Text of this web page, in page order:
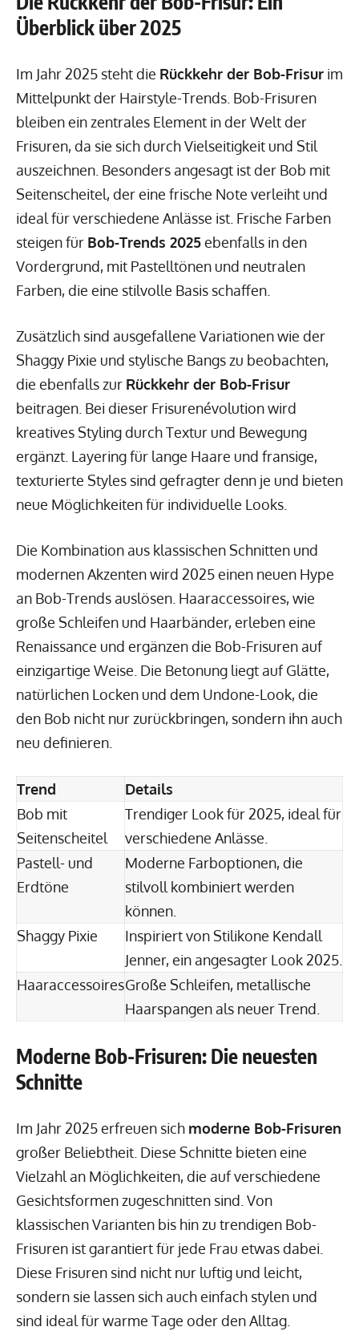
Überblick über 2025
Im Jahr 2025 steht die Rückkehr der Bob-Frisur im
Mittelpunkt der Hairstyle-Trends. Bob-Frisuren
bleiben ein zentrales Element in der Welt der
Frisuren, da sie sich durch Vielseitigkeit und Stil
auszeichnen. Besonders angesagt ist der Bob mit
Seitenscheitel, der eine frische Note verleiht und
ideal für verschiedene Anlässe ist. Frische Farben
steigen für Bob-Trends 2025ebenfalls in den
Vordergrund, mit Pastelltönen und neutralen
Farben, die eine stilvolle Basis schaffen.
Zusätzlich sind ausgefallene Variationen wie der
Shaggy Pixie und stylische Bangs zu beobachten,
die ebenfalls zur Rückkehr der Bob-Frisur
beitragen. Bei dieser Frisurenévolution wird
kreatives Styling durch Textur und Bewegung
ergänzt. Layering für lange Haare und fransige,
texturierte Styles sind gefragter denn je und bieten
neue Möglichkeiten für individuelle Looks.
Die Kombination aus klassischen Schnitten und
modernen Akzenten wird 2025 einen neuen Hype
an Bob-Trends auslösen. Haaraccessoires, wie
große Schleifen und Haarbänder, erleben eine
Renaissance und ergänzen die Bob-Frisuren auf
einzigartige Weise. Die Betonung liegt auf Glätte,
natürlichen Locken und dem Undone-Look, die
den Bob nicht nur zurückbringen, sondern ihn auch
neu definieren.
Trend
Details
Bob mit
Seitenscheitel
Trendiger Look für 2025, ideal für
verschiedene Anlässe.
Pastell- und
Erdtöne
Moderne Farboptionen, die
stilvoll kombiniert werden
können.
Shaggy Pixie
Inspiriert von Stilikone Kendall
Jenner, ein angesagter Look 2025.
HaaraccessoiresGroße Schleifen, metallische
Haarspangen als neuer Trend.
Moderne Bob-Frisuren: Die neuesten
Schnitte
Im Jahr 2025 erfreuen sich moderne Bob-Frisuren
großer Beliebtheit. Diese Schnitte bieten eine
Vielzahl an Möglichkeiten, die auf verschiedene
Gesichtsformen zugeschnitten sind. Von
klassischen Varianten bis hin zu trendigen Bob-
Frisuren ist garantiert für jede Frau etwas dabei.
Diese Frisuren sind nicht nur luftig und leicht,
sondern sie lassen sich auch einfach stylen und
sind ideal für warme Tage oder den Alltag.